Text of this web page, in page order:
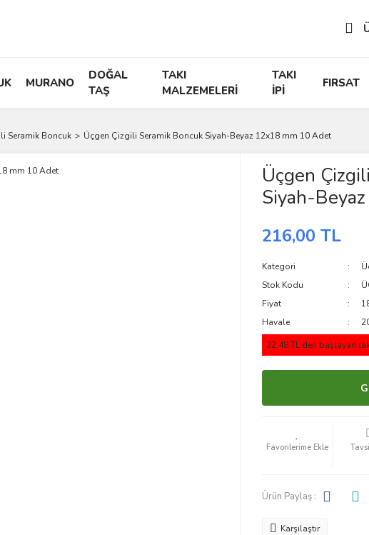
MURANO
DOĞAL
TAŞ
TAKI
MALZEMELERİ
TAKI
İPİ
FIRSAT
Seramik Boncuk Üçgen Çizgili Seramik Boncuk Siyah-Beyaz 12x18 mm 10 Adet
Üçgen
Siyah-
216,00 TL
Kategori
Stok Kodu
Fiyat
Havale
22,48 TL den başlayan
Ürün Paylaş :
Karşılaştır